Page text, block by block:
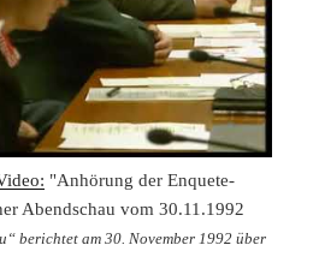
"Anhörung der Enquete-
Abendschau vom 30.11.1992
berichtet am 30. November 1992 über